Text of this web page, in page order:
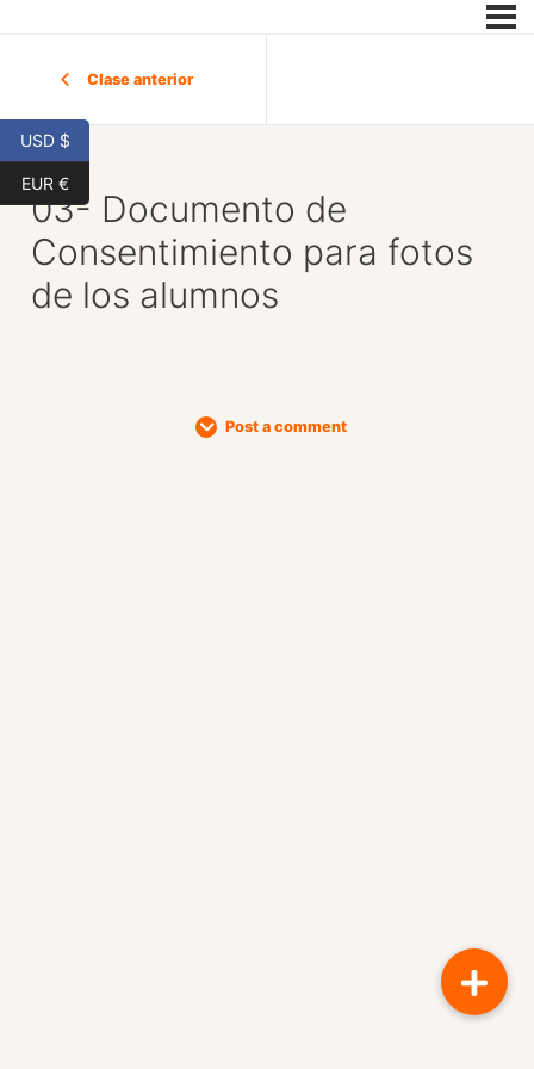
Clase anterior
03- Documento de
Consentimiento para fotos
de los alumnos
Post a comment
USD $
EUR €